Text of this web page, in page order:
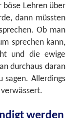
böse Lehren über
dann müssten
Ob man
sprechen kann,
und die ewige
durchaus daran
sagen. Allerdings